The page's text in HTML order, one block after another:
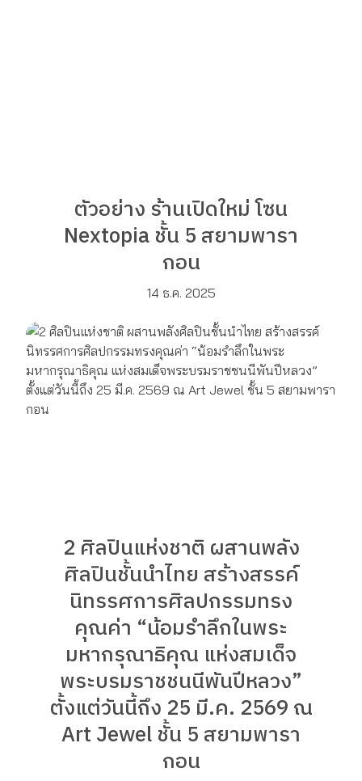
ตัวอย่าง ร้านเปิดใหม่ โซน
Nextopia ชั้น 5 สยามพารา
กอน
14 ธ.ค. 2025
2 ศิลปินแห่งชาติ ผสานพลัง
ศิลปินชั้นนำไทย สร้างสรรค์
นิทรรศการศิลปกรรมทรง
คุณค่า “น้อมรำลึกในพระ
มหากรุณาธิคุณ แห่งสมเด็จ
พระบรมราชชนนีพันปีหลวง”
ตั้งแต่วันนี้ถึง 25 มี.ค. 2569 ณ
Art Jewel ชั้น 5 สยามพารา
กอน